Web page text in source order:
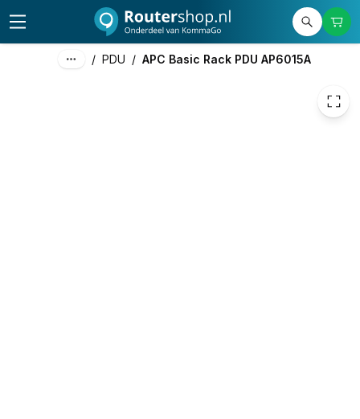
/ PDU / APC Basic Rack PDU AP6015A
excl. btw
incl. btw